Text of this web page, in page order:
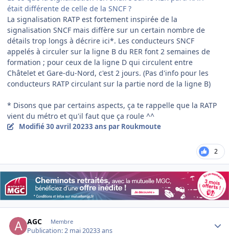
était différente de celle de la SNCF ?
La signalisation RATP est fortement inspirée de la
signalisation SNCF mais diffère sur un certain nombre de
détails trop longs à décrire ici*. Les conducteurs SNCF
appelés à circuler sur la ligne B du RER font 2 semaines de
formation ; pour ceux de la ligne D qui circulent entre
Châtelet et Gare-du-Nord, c'est 2 jours. (Pas d'info pour les
conducteurs RATP circulant sur la partie nord de la ligne B)
* Disons que par certains aspects, ça te rappelle que la RATP
vient du métro et qu'il faut que ça roule ^^
Modifié30 avril 20233 ans par Roukmoute
2
AGC Membre
Publication:2 mai 20233 ans